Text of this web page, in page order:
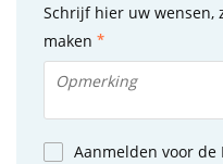
Schrijf hier uw wensen,
maken
Aanmelden voor de